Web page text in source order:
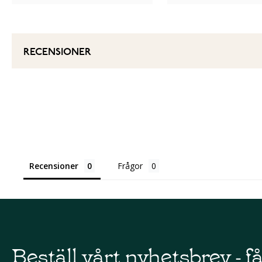
RECENSIONER
Recensioner Frågor
Beställ vårt nyhetsbrev -